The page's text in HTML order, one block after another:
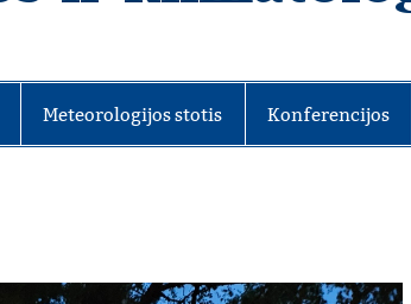
Meteorologijos stotis Konferencijos